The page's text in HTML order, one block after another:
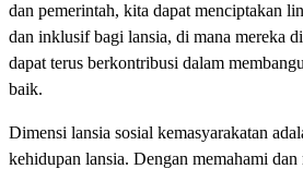
dan pemerintah, kita dapat menciptakan
dan inklusif bagi lansia, di mana mereka
dapat terus berkontribusi dalam
baik.
Dimensi lansia sosial kemasyarakatan
kehidupan lansia. Dengan memahami